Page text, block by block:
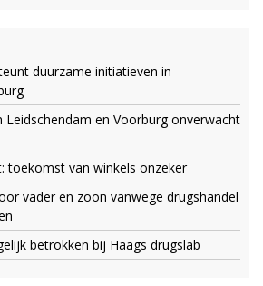
duurzame initiatieven in
Leidschendam en Voorburg onverwacht
toekomst van winkels onzeker
vader en zoon vanwege drugshandel
betrokken bij Haags drugslab